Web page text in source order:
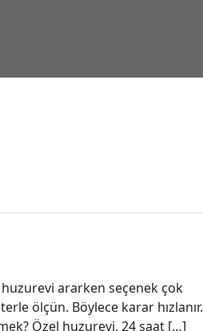
huzurevi ararken seçenek çok
ölçün. Böylece karar hızlanır.
Özel huzurevi, 24 saat […]